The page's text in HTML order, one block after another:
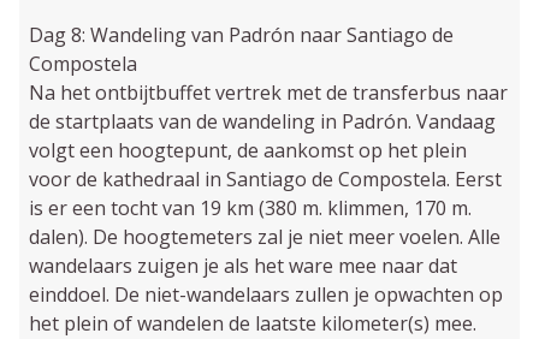
Dag 8: Wandeling van Padrón naar Santiago de
Compostela
Na het ontbijtbuffet vertrek met de transferbus naar
de startplaats van de wandeling in Padrón. Vandaag
volgt een hoogtepunt, de aankomst op het plein
voor de kathedraal in Santiago de Compostela. Eerst
is er een tocht van 19 km (380 m. klimmen, 170 m.
dalen). De hoogtemeters zal je niet meer voelen. Alle
wandelaars zuigen je als het ware mee naar dat
einddoel. De niet-wandelaars zullen je opwachten op
het plein of wandelen de laatste kilometer(s) mee.